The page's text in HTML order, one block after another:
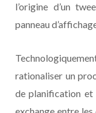
l’origine d’un
panneau
rationaliser un
de planification et